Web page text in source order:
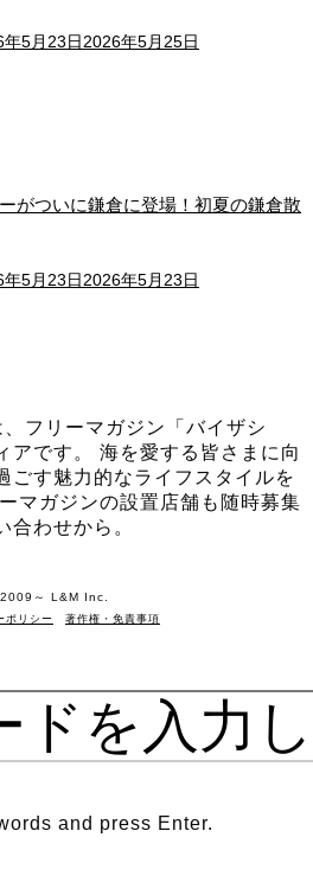
年5月23日2026年5月25日
がついに鎌倉に登場！初夏の鎌倉散
年5月23日2026年5月23日
フリーマガジン「バイザシ
アです。 海を愛する皆さまに向
ごす魅力的なライフスタイルを
マガジンの設置店舗も随時募集
合わせから。
～ L&M Inc.
ポリシー 著作権・免責事項
and press Enter.